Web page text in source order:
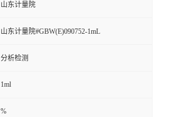
山东计量院
山东计量院#GBW(E)090752-1mL
分析检测
1ml
%